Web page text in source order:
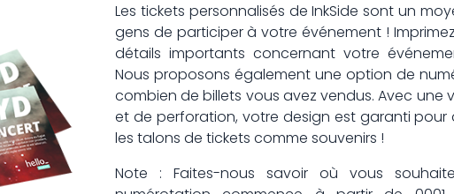
Les tickets personnalisés de InkSide sont un
gens de participer à votre événement !
détails importants concernant votre
Nous proposons également une option de
combien de billets vous avez vendus. Avec une
et de perforation, votre design est garanti
les talons de tickets comme souvenirs !
Note : Faites-nous savoir où vous